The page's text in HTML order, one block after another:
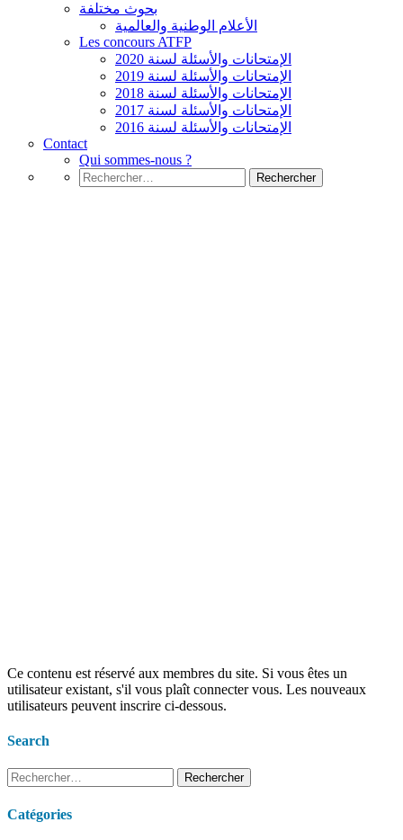
بحوث مختلفة
الأعلام الوطنية والعالمية
Les concours ATFP
الإمتحانات والأسئلة لسنة 2020
الإمتحانات والأسئلة لسنة 2019
الإمتحانات والأسئلة لسنة 2018
الإمتحانات والأسئلة لسنة 2017
الإمتحانات والأسئلة لسنة 2016
Contact
Qui sommes-nous ?
Rechercher :
Ce contenu est réservé aux membres du site. Si vous êtes un
utilisateur existant, s'il vous plaît connecter vous. Les nouveaux
utilisateurs peuvent inscrire ci-dessous.
Search
Rechercher :
Catégories